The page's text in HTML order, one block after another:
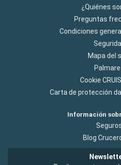
¿Quiénes
Preguntas
Condiciones
Mapa del
Cookie
Carta de protección
Información
Blog